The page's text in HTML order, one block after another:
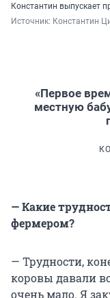
Константин выпускает
Источник: Константин
«Первое
местную
— Какие
фермером?
— Трудности,
коровы давали
очень мало. Я